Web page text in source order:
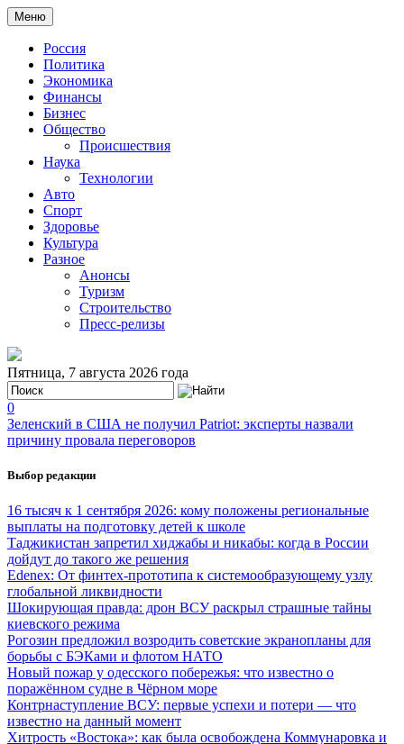
Меню
Россия
Политика
Экономика
Финансы
Бизнес
Общество
Происшествия
Наука
Технологии
Авто
Спорт
Здоровье
Культура
Разное
Анонсы
Туризм
Строительство
Пресс-релизы
Пятница, 7 августа 2026 года
0
Зеленский в США не получил Patriot: эксперты назвали
причину провала переговоров
Выбор редакции
16 тысяч к 1 сентября 2026: кому положены региональные
выплаты на подготовку детей к школе
Таджикистан запретил хиджабы и никабы: когда в России
дойдут до такого же решения
Edenex: От финтех-прототипа к системообразующему узлу
глобальной ликвидности
Шокирующая правда: дрон ВСУ раскрыл страшные тайны
киевского режима
Рогозин предложил возродить советские экранопланы для
борьбы с БЭКами и флотом НАТО
Новый пожар у одесского побережья: что известно о
поражённом судне в Чёрном море
Контрнаступление ВСУ: первые успехи и потери — что
известно на данный момент
Хитрость «Востока»: как была освобождена Коммунаровка и